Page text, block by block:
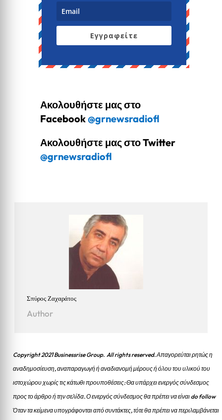
Εγγραφείτε
Ακολουθήστε μας στο
Facebook@grnewsradiofl
Ακολουθήστε μας στο Twitter
@grnewsradiofl
Σπύρος Ζαχαράτος
Author
Copyright 2021 Businessrise Group. All rights reserved. Απαγορεύται ρητώς η
αναδημοσίευση, αναπαραγωγή ή αναδιανομή μέρους ή όλου του υλικού του
ιστοχώρου χωρίς τις κάτωθι προυποθέσεις: Θα υπάρχει ενεργός σύνδεσμος
προς το άρθρο ή την σελίδα.Ο ενεργός σύνδεσμος θα πρέπει να είναι do follow
Όταν τα κείμενα υπογράφονται από συντάκτες, τότε θα πρέπει να περιλαμβάνεται